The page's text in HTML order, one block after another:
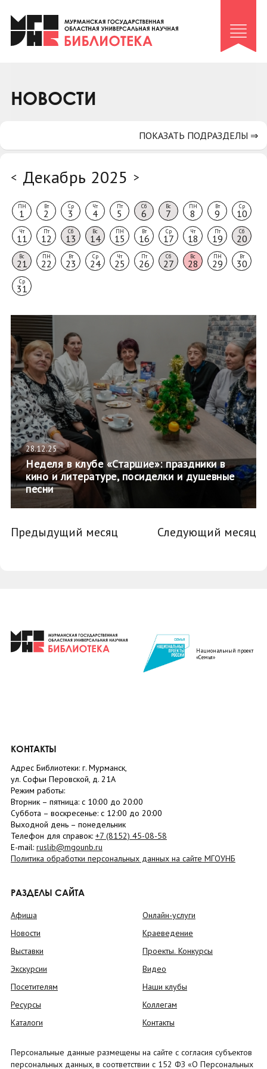
Клуб «Гиря и сельдерей»
Клуб «Семейный архив»
Коллегам
НОВОСТИ
< Декабрь 2025 >
ПН
1
Вт
2
Ср
3
Чт
4
Пт
5
Сб
6
Вс
7
ПН
8
Вт
9
Ср
10
Чт
11
Пт
12
Сб
13
Вс
14
ПН
15
Вт
16
Ср
17
Чт
18
Пт
19
Сб
20
Вс
21
ПН
22
Вт
23
Ср
24
Чт
25
Пт
26
Сб
27
Вс
28
ПН
29
Вт
30
Ср
31
28.12.25
Неделя в клубе «Старшие»: праздники в
кино и литературе, посиделки и душевные
песни
Предыдущий месяц Следующий месяц
ПОКАЗАТЬ ПОДРАЗДЕЛЫ ⇒
Национальный проект
«Семья»
КОНТАКТЫ
Адрес Библиотеки: г. Мурманск,
ул. Софьи Перовской, д. 21А
Режим работы:
Вторник – пятница: с 10:00 до 20:00
Суббота – воскресенье: c 12:00 до 20:00
Выходной день – понедельник
Телефон для справок: +7 (8152) 45-08-58
E-mail: ruslib@mgounb.ru
Политика обработки персональных данных на сайте МГОУНБ
РАЗДЕЛЫ САЙТА
Афиша
Новости
Выставки
Экскурсии
Посетителям
Ресурсы
Каталоги
Онлайн-услуги
Краеведение
Проекты. Конкурсы
Видео
Наши клубы
Коллегам
Контакты
Персональные данные размещены на сайте с согласия субъектов
персональных данных, в соответствии с 152 ФЗ «О Персональных